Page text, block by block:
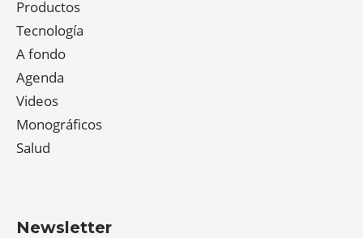
Productos
Tecnología
A fondo
Agenda
Videos
Monográficos
Salud
Newsletter